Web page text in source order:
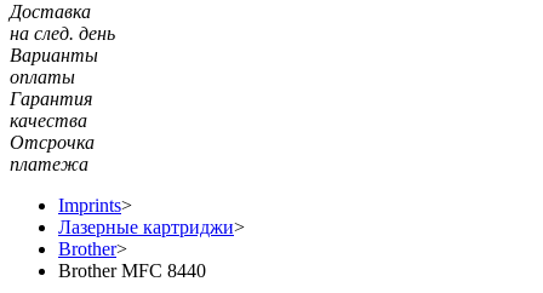
Доставка
на след. день
Варианты
оплаты
Гарантия
качества
Отсрочка
платежа
Imprints>
Лазерные картриджи>
Brother>
Brother MFC 8440